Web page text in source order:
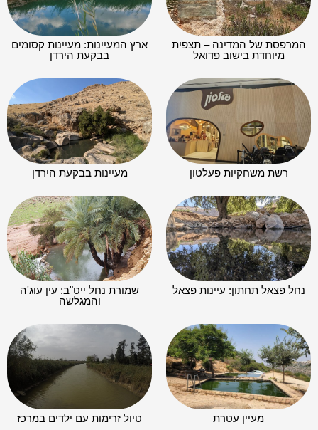
המרפסת של המדינה – תצפית
מיוחדת בישוב פדואל
ארץ המעיינות: מעיינות קסומים
בבקעת הירדן
רשת משחקיות פעלטון מעיינות בבקעת הירדן
נחל פצאל תחתון: עיינות פצאל
שמורת נחל ייט"ב: עין עוג'ה
והמגלשה
מעיין עטרת טיול זרימות עם ילדים במרכז